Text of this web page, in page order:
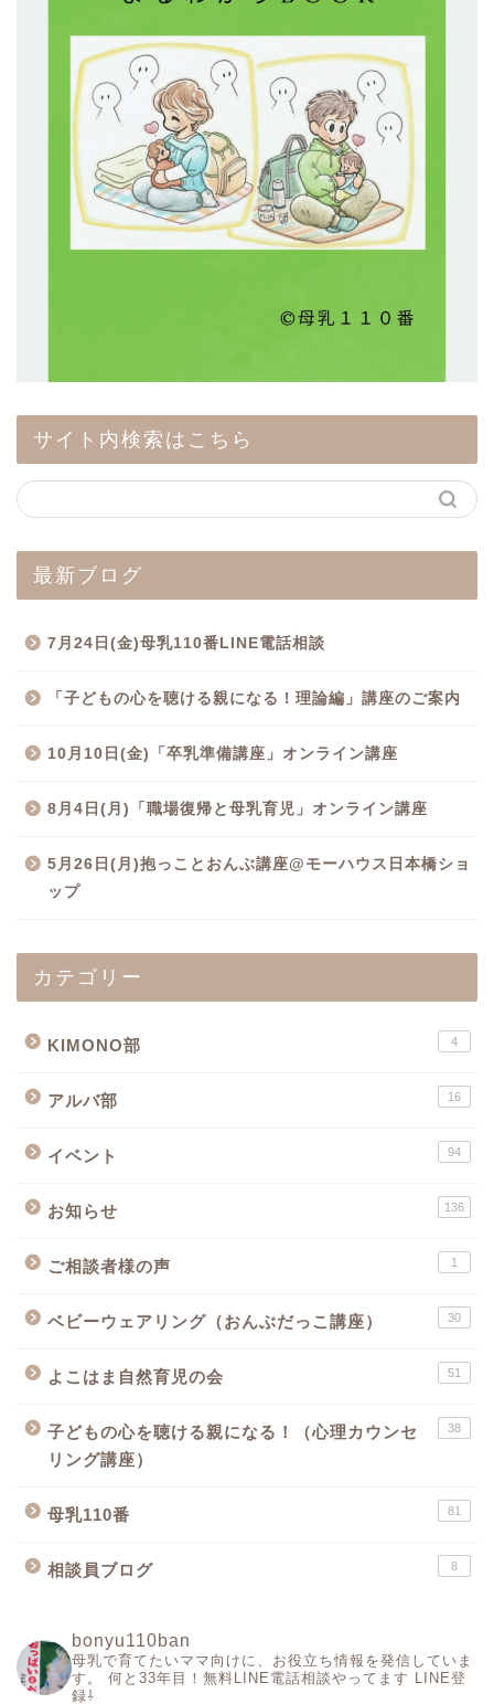
サイト内検索はこちら
最新ブログ
7月24日(金)母乳110番LINE電話相談
「子どもの心を聴ける親になる！理論編」講座のご案内
10月10日(金)「卒乳準備講座」オンライン講座
8月4日(月)「職場復帰と母乳育児」オンライン講座
5月26日(月)抱っことおんぶ講座@モーハウス日本橋ショ
ップ
カテゴリー
KIMONO部 4
アルバ部 16
イベント 94
お知らせ 136
ご相談者様の声 1
ベビーウェアリング（おんぶだっこ講座） 30
よこはま自然育児の会 51
子どもの心を聴ける親になる！（心理カウンセ
リング講座）
38
母乳110番 81
相談員ブログ 8
bonyu110ban
母乳で育てたいママ向けに、お役立ち情報を発信していま
す。
何と33年目！無料LINE電話相談やってます LINE登
録⇩